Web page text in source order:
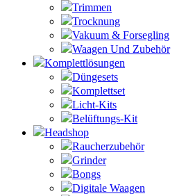
Trimmen
Trocknung
Vakuum & Forsegling
Waagen Und Zubehör
Komplettlösungen
Düngesets
Komplettset
Licht-Kits
Belüftungs-Kit
Headshop
Raucherzubehör
Grinder
Bongs
Digitale Waagen